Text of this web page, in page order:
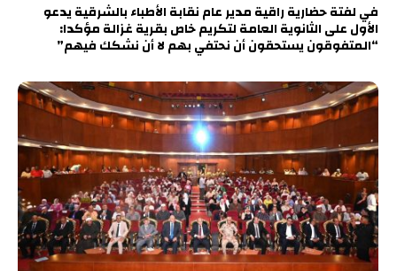
في لفتة حضارية راقية مدير عام نقابة الأطباء بالشرقية يدعو
الأول على الثانوية العامة لتكريم خاص بقرية غزالة مؤكدا:
“المتفوقون يستحقون أن نحتفي بهم لا أن نشكك فيهم”